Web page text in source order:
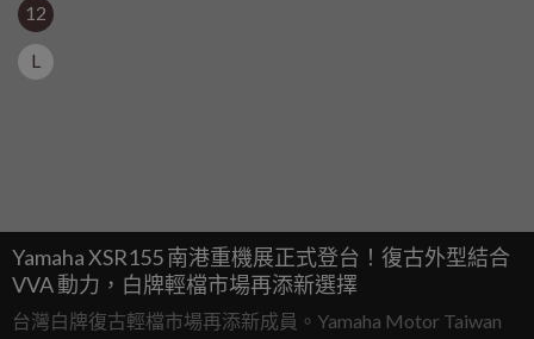
12
L
Yamaha XSR155 南港重機展正式登台！復古外型結合
VVA 動力，白牌輕檔市場再添新選擇
台灣白牌復古輕檔市場再添新成員。Yamaha Motor Taiwan